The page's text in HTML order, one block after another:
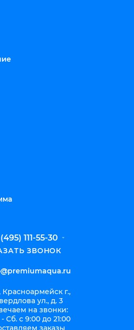
111-55-30
ЗВОНОК
г.,
ул., д. 3
на звонки:
Сб. с 9:00 до 21:00
заказы